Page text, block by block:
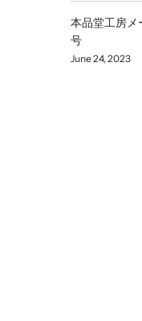
本品堂工房メ
号
June 24, 2023